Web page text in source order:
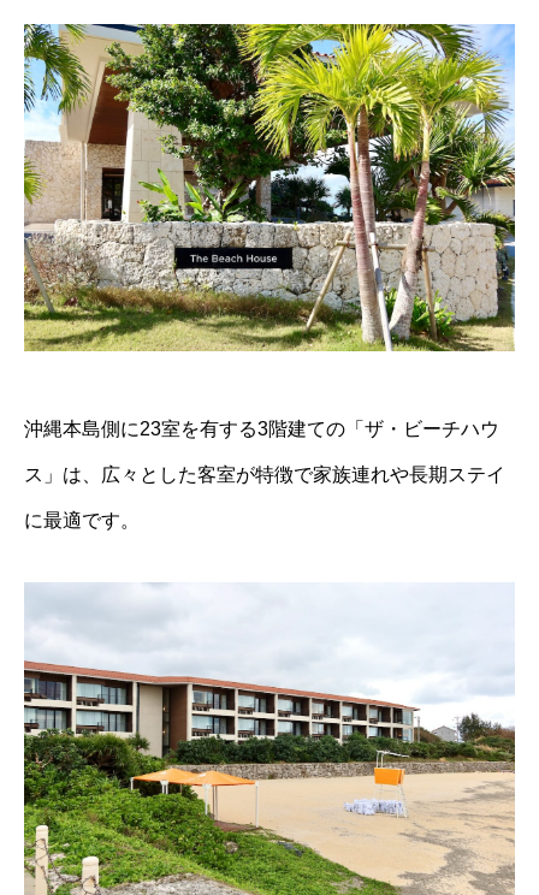
沖縄本島側に23室を有する3階建ての「ザ・ビーチハウ
ス」は、広々とした客室が特徴で家族連れや長期ステイ
に最適です。